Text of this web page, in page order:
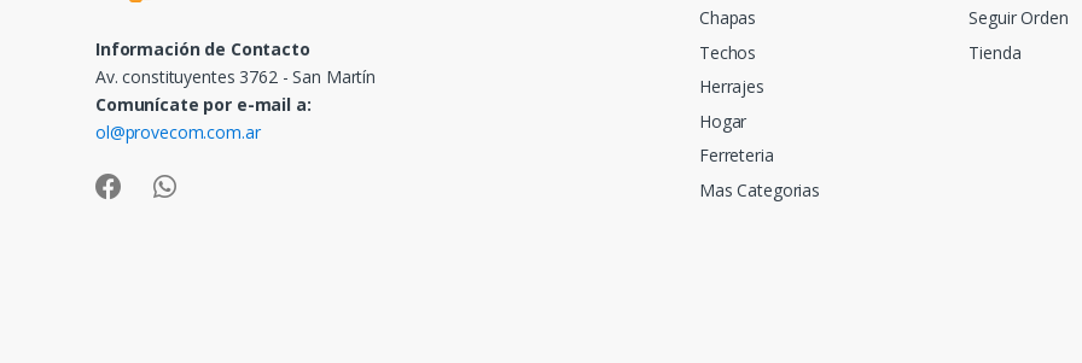
Información de Contacto
Av. constituyentes 3762 - San Martín
Comunícate por e-mail a:
ol@provecom.com.ar
Chapas
Techos
Herrajes
Hogar
Ferreteria
Mas Categorias
Seguir Orden
Tienda